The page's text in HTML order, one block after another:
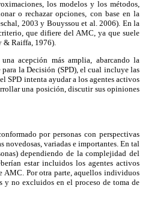
los modelos y los métodos,
o rechazar opciones, con base en la
2003 y Bouyssou et al. 2006). En la
que difiere del AMC, ya que suele
& Raiffa, 1976).
acepción más amplia, abarcando la
la Decisión (SPD), el cual incluye las
SPD intenta ayudar a los agentes activos
una posición, discutir sus opiniones
por personas con perspectivas
novedosas, variadas e importantes. En tal
dependiendo de la complejidad del
estar incluidos los agentes activos
AMC. Por otra parte, aquellos individuos
y no excluidos en el proceso de toma de